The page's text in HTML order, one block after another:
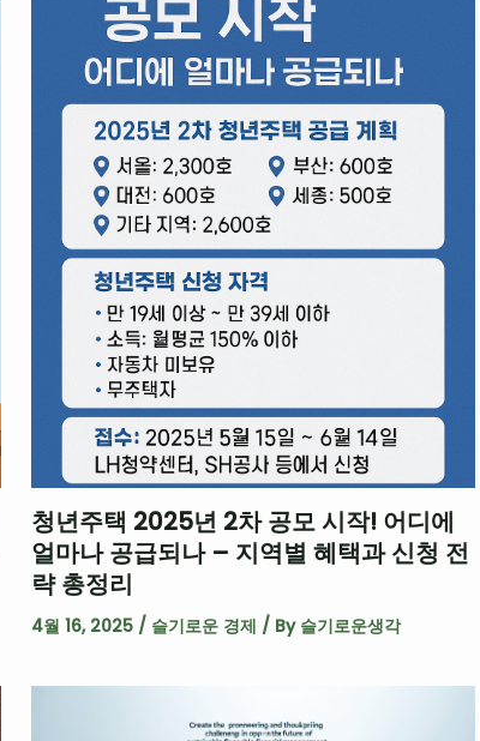
청년주택 2025년 2차 공모 시작! 어디에
얼마나 공급되나 – 지역별 혜택과 신청 전
략 총정리
4월 16, 2025 / 슬기로운 경제 / By 슬기로운생각